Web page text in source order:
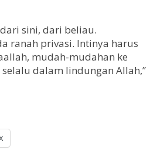
sini, dari beliau.
ranah privasi. Intinya harus
mudah-mudahan ke
dalam lindungan Allah,”